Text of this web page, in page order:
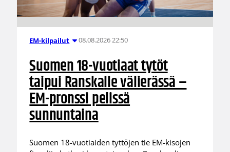
EM-kilpailut 08.08.2026 22:50
Suomen 18-vuotiaat tytöt
taipui Ranskalle välierässä –
EM-pronssi pelissä
sunnuntaina
Suomen 18-vuotiaiden tyttöjen tie EM-kisojen